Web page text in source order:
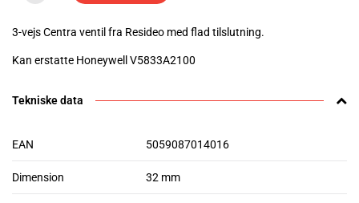
3-vejs Centra ventil fra Resideo med flad tilslutning.
Kan erstatte Honeywell V5833A2100
Tekniske data
EAN 5059087014016
Dimension 32 mm